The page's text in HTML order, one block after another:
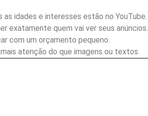
idades e interesses estão no YouTube.
exatamente quem vai ver seus anúncios.
com um orçamento pequeno.
atenção do que imagens ou textos.